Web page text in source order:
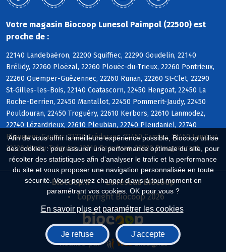
Afin de vous offrir la meilleure expérience possible, Biocoop utilise
des cookies : pour assurer une performance optimale du site, pour
récolter des statistiques afin d'analyser le trafic et la performance
du site et vous proposer une navigation personnalisée en toute
sécurité. Vous pouvez changer d'avis à tout moment en
paramétrant vos cookies. OK pour vous ?
En savoir plus et paramétrer les cookies
Je refuse J'accepte
Votre magasin Biocoop Lunesol Paimpol (22500) est
proche de :
22140 Landebaëron, 22200 Squiffiec, 22290 Goudelin, 22140
Brélidy, 22260 Ploëzal, 22260 Plouëc-du-Trieux, 22260 Pontrieux,
22260 Quemper-Guézennec, 22260 Runan, 22260 St-Clet, 22290
St-Gilles-les-Bois, 22140 Coatascorn, 22450 Hengoat, 22450 La
Roche-Derrien, 22450 Mantallot, 22450 Pommerit-Jaudy, 22450
Pouldouran, 22450 Troguéry, 22610 Kerbors, 22610 Lanmodez,
22740 Lézardrieux, 22610 Pleubian, 22740 Pleudaniel, 22740
Pleumeur-Gautier, 22220 Trédarzec, 22450 Camlez, 22450 Langoat,
22220 Minihy-Tréguier, 22710 Penvénan, 22820 Plougrescant
Biocoop.fr
Le réseau Biocoop
Copyright Biocoop 2026
Réalisé par